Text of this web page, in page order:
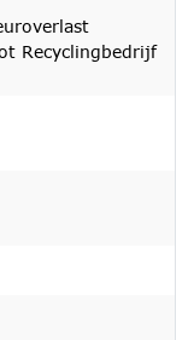
Recyclingbedrijf